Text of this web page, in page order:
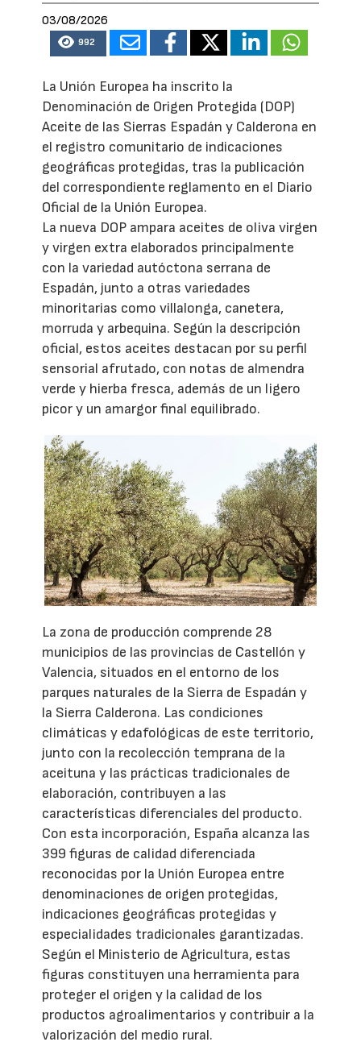
03/08/2026
992
La Unión Europea ha inscrito la
Denominación de Origen Protegida (DOP)
Aceite de las Sierras Espadán y Calderona en
el registro comunitario de indicaciones
geográficas protegidas, tras la publicación
del correspondiente reglamento en el Diario
Oficial de la Unión Europea.
La nueva DOP ampara aceites de oliva virgen
y virgen extra elaborados principalmente
con la variedad autóctona serrana de
Espadán, junto a otras variedades
minoritarias como villalonga, canetera,
morruda y arbequina. Según la descripción
oficial, estos aceites destacan por su perfil
sensorial afrutado, con notas de almendra
verde y hierba fresca, además de un ligero
picor y un amargor final equilibrado.
La zona de producción comprende 28
municipios de las provincias de Castellón y
Valencia, situados en el entorno de los
parques naturales de la Sierra de Espadán y
la Sierra Calderona. Las condiciones
climáticas y edafológicas de este territorio,
junto con la recolección temprana de la
aceituna y las prácticas tradicionales de
elaboración, contribuyen a las
características diferenciales del producto.
Con esta incorporación, España alcanza las
399 figuras de calidad diferenciada
reconocidas por la Unión Europea entre
denominaciones de origen protegidas,
indicaciones geográficas protegidas y
especialidades tradicionales garantizadas.
Según el Ministerio de Agricultura, estas
figuras constituyen una herramienta para
proteger el origen y la calidad de los
productos agroalimentarios y contribuir a la
valorización del medio rural.